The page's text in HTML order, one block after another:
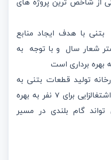
از شاخص ترین پروژه های
بتنی با هدف ایجاد منابع
شعار سال و با توجه به
برداری است
تولید قطعات بتنی به
ارزش ریالی 20میلیارد ریال و اشتغالزایی برای 7 نفر به بهره
گام بلندی در مسیر